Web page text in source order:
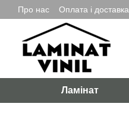
Перейти до основного контенту
Про нас Оплата і доставка
Ламінат